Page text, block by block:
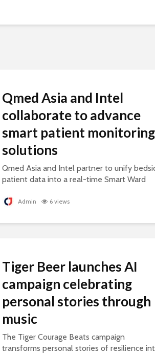
Qmed Asia and Intel
collaborate to advance
smart patient monitoring
solutions
Qmed Asia and Intel partner to unify
patient data into a real-time Smart Ward
healthcare.
Admin 6 views
Tiger Beer launches AI
campaign celebrating
personal stories through
music
The Tiger Courage Beats campaign
transforms personal stories of resilience